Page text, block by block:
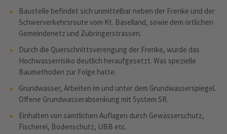
Baustelle befindet sich unmittelbar neben der Frenke und der
Schwerverkehrsroute vom Kt. Baselland, sowie dem örtlichen
Gemeindenetz und Zubringerstrassen.
Durch die Querschnittsverengung der Frenke, wurde das
Hochwasserrisiko deutlich heraufgesetzt. Was spezielle
Baumethoden zur Folge hatte.
Grundwasser, Arbeiten im und unter dem Grundwasserspiegel.
Offene Grundwasserabsenkung mit System SR.
Einhalten von sämtlichen Auflagen durch Gewässerschutz,
Fischerei, Bodenschutz, UBB etc.